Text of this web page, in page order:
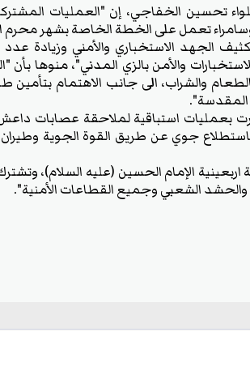
تحسين الخفاجي، إن "العمليات
وسامراء تعمل على الخطة الخاصة بشهر محرم
الجهد الاستخباري والأمني وزيادة عدد
والأمن بالزي المدني"، منوها
والشراب، الى جانب الاهتمام بتأمين
المقدسة".
بعمليات استباقية لملاحقة عصابات
باستطلاع جوي عن طريق القوة الجوية
الإمام الحسين (عليه السلام)، وتشترك
والحشد الشعبي وجميع القطاعات الأمنية".